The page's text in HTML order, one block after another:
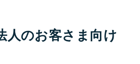
人のお客さま向け